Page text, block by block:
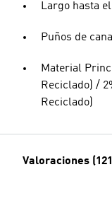
Largo hasta
Puños de
Material
Reciclado) /
Reciclado)
Valoraciones